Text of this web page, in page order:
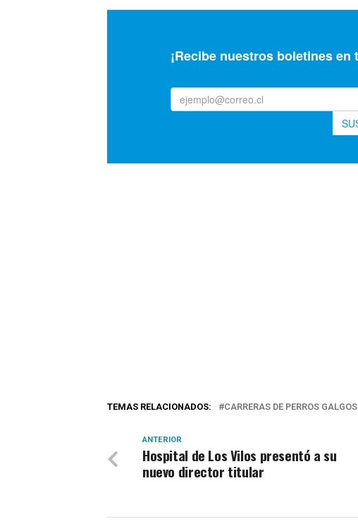
TEMAS RELACIONADOS: CARRERAS DE PERROS GALGOS
ANTERIOR
Hospital de Los Vilos presentó a su
nuevo director titular